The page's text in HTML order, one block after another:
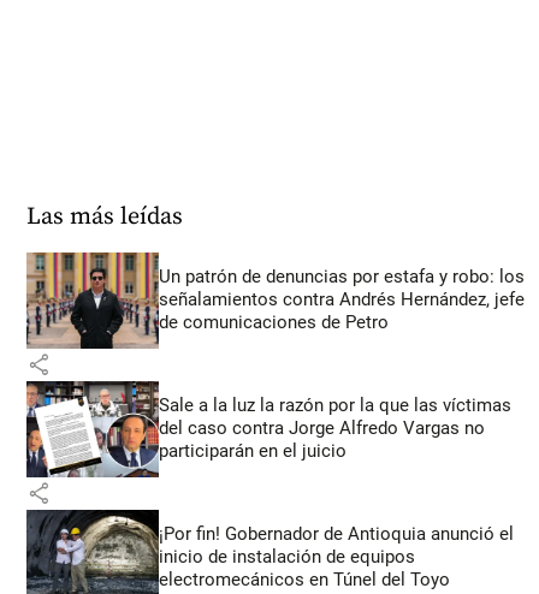
Las más leídas
Un patrón de denuncias por estafa y robo: los
señalamientos contra Andrés Hernández, jefe
de comunicaciones de Petro
share
Sale a la luz la razón por la que las víctimas
del caso contra Jorge Alfredo Vargas no
participarán en el juicio
share
¡Por fin! Gobernador de Antioquia anunció el
inicio de instalación de equipos
electromecánicos en Túnel del Toyo